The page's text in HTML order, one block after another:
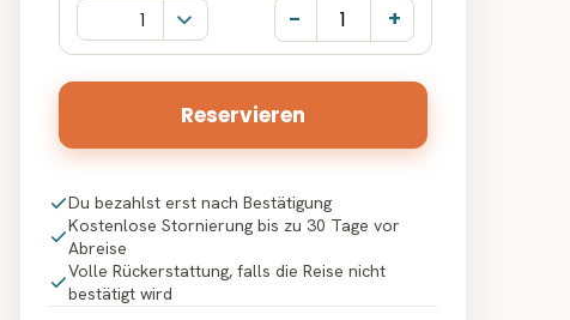
- +
Reservieren
Du bezahlst erst nach Bestätigung
Kostenlose Stornierung bis zu 30 Tage vor
Abreise
Volle Rückerstattung, falls die Reise nicht
bestätigt wird